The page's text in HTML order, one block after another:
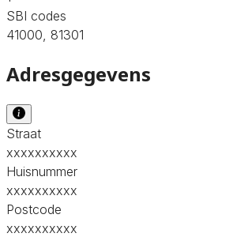
SBI codes
41000, 81301
Adresgegevens
Straat
xxxxxxxxxx
Huisnummer
xxxxxxxxxx
Postcode
xxxxxxxxxx